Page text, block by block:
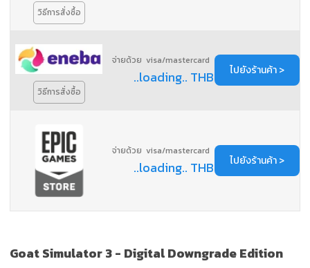
วิธีการสั่งซื้อ
วิธีการสั่งซื้อ
จ่ายด้วย visa/mastercard
..loading.. THB ไปยังร้านค้า >
จ่ายด้วย visa/mastercard
..loading.. THB ไปยังร้านค้า >
Goat Simulator 3- Digital Downgrade Edition